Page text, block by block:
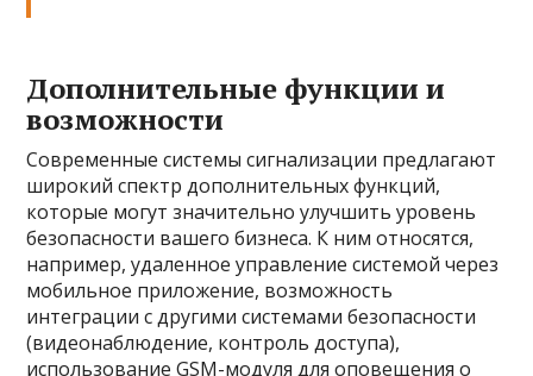
Дополнительные функции и
возможности
Современные системы сигнализации предлагают
широкий спектр дополнительных функций,
которые могут значительно улучшить уровень
безопасности вашего бизнеса. К ним относятся,
например, удаленное управление системой через
мобильное приложение, возможность
интеграции с другими системами безопасности
(видеонаблюдение, контроль доступа),
использование GSM-модуля для оповещения о